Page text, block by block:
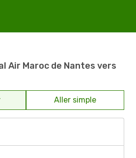
Air Maroc de Nantes vers
Aller simple